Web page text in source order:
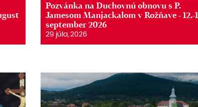
Pozvánka na Duchovnú obnovu s P.
Jamesom Manjackalom v Rožňave - 12.-
september 2026
29 júla, 2026